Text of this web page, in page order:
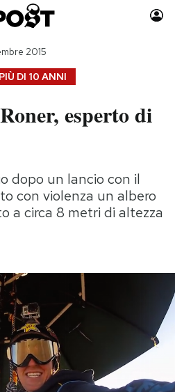
Auto
Moda
Storie/Idee
Ok Boomer!
Media
Mondiali calcio 2026
DI 10 ANNI
2015
esperto di
dopo un lancio con il
con violenza un albero
a circa 8 metri di altezza